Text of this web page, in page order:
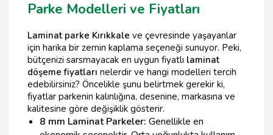
Parke Modelleri ve Fiyatları
Laminat parke Kırıkkale ve çevresinde yaşayanlar
için harika bir zemin kaplama seçeneği sunuyor. Peki,
bütçenizi sarsmayacak en uygun fiyatlı laminat
döşeme fiyatları nelerdir ve hangi modelleri tercih
edebilirsiniz? Öncelikle şunu belirtmek gerekir ki,
fiyatlar parkenin kalınlığına, desenine, markasına ve
kalitesine göre değişiklik gösterir.
8 mm Laminat Parkeler: Genellikle en